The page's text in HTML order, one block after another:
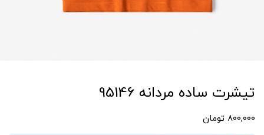
تیشرت ساده مردانه 95146
800,000 تومان